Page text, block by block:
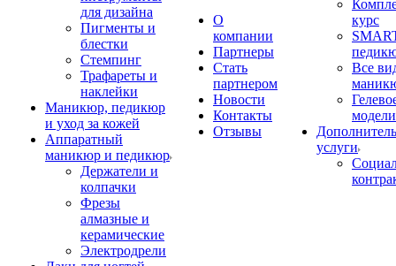
для дизайна
Пигменты и
блестки
Стемпинг
Трафареты и
наклейки
Маникюр, педикюр
и уход за кожей
Аппаратный
маникюр и педикюр
Держатели и
колпачки
Фрезы
алмазные и
керамические
Электродрели
О
компании
Партнеры
Стать
партнером
Новости
Контакты
Отзывы
курс
Все
услуги